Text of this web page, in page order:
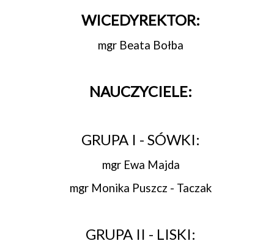
WICEDYREKTOR:
mgr Beata Bołba
NAUCZYCIELE:
GRUPA I - SÓWKI:
mgr Ewa Majda
mgr Monika Puszcz - Taczak
GRUPA II - LISKI: